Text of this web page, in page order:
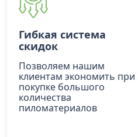
Гибкая система
скидок
Позволяем нашим
клиентам экономить при
покупке большого
количества
пиломатериалов